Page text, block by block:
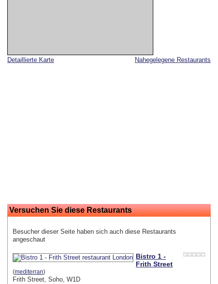
Nahegelegene Restaurants
Detaillierte Karte
Versuchen Sie diese Restaurants
Besucher dieser Seite haben sich auch diese Restaurants
angeschaut
Bistro 1 -
Frith Street
(mediterran)
Frith Street, Soho, W1D